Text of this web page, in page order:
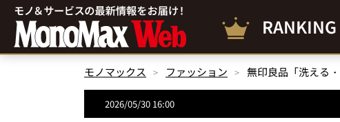
RANKING
モノマックス ファッション
2026/05/30 16:00